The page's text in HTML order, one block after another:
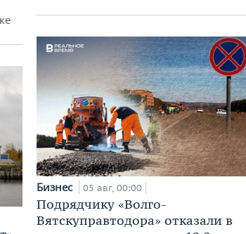
Бизнес 05 авг, 00:00
Подрядчику «Волго-
Вятскуправтодора» отказали в